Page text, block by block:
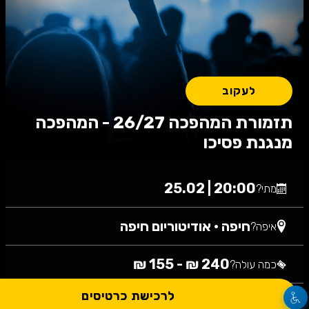
תזמורת המהפכה 26/27 - המהפכה
מנגנת פסיכו
לעקוב
מתי?20:00 | 25.02
איפה?חיפה • אודיטוריום חיפה
כמה עולה?240 ₪ - 155 ₪
לרכישת כרטיסים